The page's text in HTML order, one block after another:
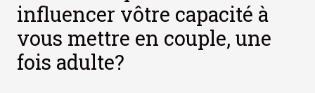
influencer vôtre capacité à
vous mettre en couple, une
fois adulte?